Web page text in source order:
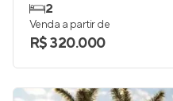
2
Venda a partir de
R$ 320.000